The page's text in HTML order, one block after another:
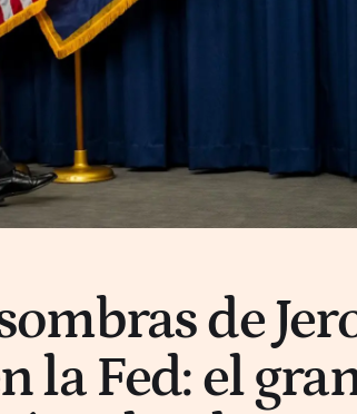
de
la Fed: el